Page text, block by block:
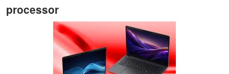
processor